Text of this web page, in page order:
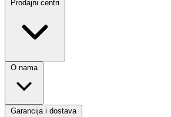
Prodajni centri
O nama
Garancija i dostava